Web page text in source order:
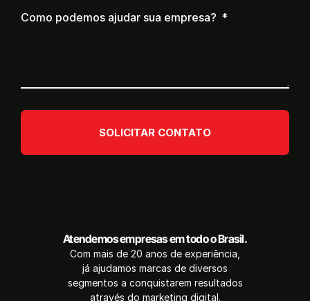
Como podemos ajudar sua empresa?
SOLICITAR CONTATO
Atendemos empresas em todo o Brasil.
Com mais de 20 anos de experiência,
já ajudamos marcas de diversos
segmentos a conquistarem resultados
através do marketing digital.